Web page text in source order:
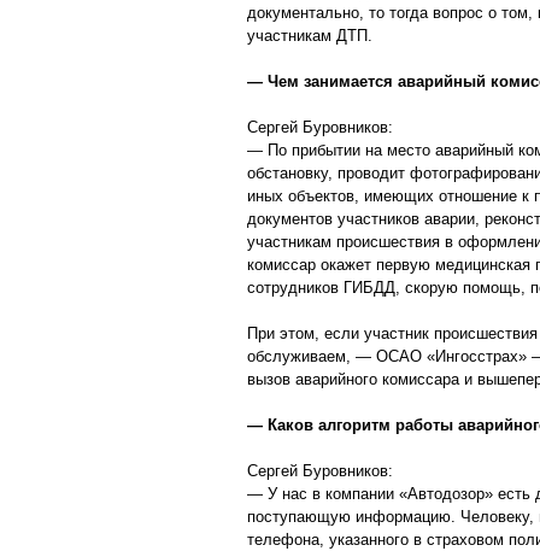
документально, то тогда вопрос о
участникам ДТП.
— Чем занимается аварийный
Сергей Буровников:
— По прибытии на место аварийный
обстановку, проводит
иных объектов, имеющих отношение к
документов участников аварии,
участникам происшествия в
комиссар окажет первую
сотрудников ГИБДД, скорую помощь,
При этом, если участник
обслуживаем, — ОСАО «Ингосстрах»
вызов аварийного комиссара и
— Каков алгоритм работы
Сергей Буровников:
— У нас в компании «Автодозор» есть
поступающую информацию. Человеку,
телефона, указанного в страховом